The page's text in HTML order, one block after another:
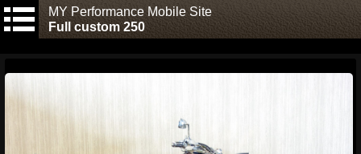
MY Performance Mobile Site
Full custom 250